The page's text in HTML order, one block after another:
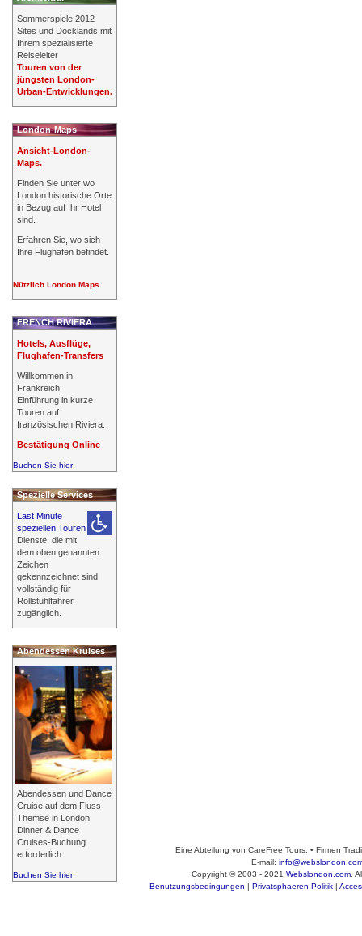
Eine Abteilung von CareFree Tours. • Firmen
E-mail:
Copyright © 2003 - 2021 Webslondon.com.
Benutzungsbedingungen | Privatsphaeren Politik|
Sommerspiele 2012
Sites und Docklands mit
Ihrem spezialisierte
Reiseleiter
Touren von der
jüngsten London-
Urban-Entwicklungen.
London-Maps
Ansicht-London-
Maps.
Finden Sie unter wo
London historische Orte
in Bezug auf Ihr Hotel
sind.
Erfahren Sie, wo sich
Ihre Flughafen befindet.
Nützlich London Maps
FRENCH RIVIERA
Hotels, Ausflüge,
Flughafen-Transfers
Willkommen in
Frankreich.
Einführung in kurze
Touren auf
französischen Riviera.
Bestätigung Online
Buchen Sie hier
Spezielle Services
Last Minute
speziellen Touren
Dienste, die mit
dem oben genannten
Zeichen
gekennzeichnet sind
vollständig für
Rollstuhlfahrer
zugänglich.
Abendessen Kruises
Abendessen und Dance
Cruise auf dem Fluss
Themse in London
Dinner & Dance
Cruises-Buchung
erforderlich.
Buchen Sie hier